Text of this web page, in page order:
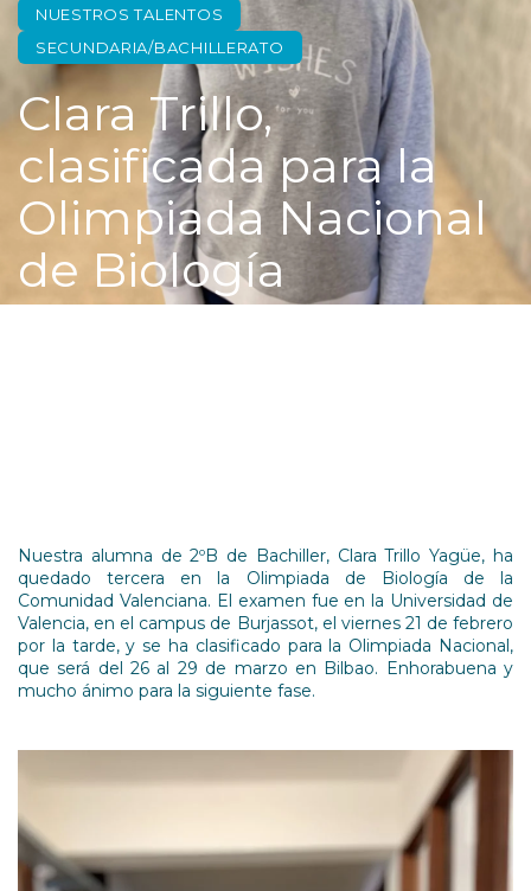
NUESTROS TALENTOS
SECUNDARIA/BACHILLERATO
Clara Trillo,
clasificada para la
Olimpiada Nacional
de Biología
Nuestra alumna de 2ºB de Bachiller, Clara Trillo Yagüe, ha
quedado tercera en la Olimpiada de Biología de la
Comunidad Valenciana. El examen fue en la Universidad de
Valencia, en el campus de Burjassot, el viernes 21 de febrero
por la tarde, y se ha clasificado para la Olimpiada Nacional,
que será del 26 al 29 de marzo en Bilbao. Enhorabuena y
mucho ánimo para la siguiente fase.